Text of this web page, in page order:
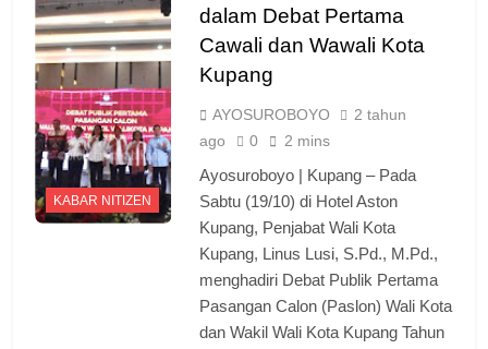
KABAR NITIZEN
dalam Debat Pertama
Cawali dan Wawali Kota
Kupang
AYOSUROBOYO
2 tahun
ago
0 2 mins
Ayosuroboyo | Kupang – Pada
Sabtu (19/10) di Hotel Aston
Kupang, Penjabat Wali Kota
Kupang, Linus Lusi, S.Pd., M.Pd.,
menghadiri Debat Publik Pertama
Pasangan Calon (Paslon) Wali Kota
dan Wakil Wali Kota Kupang Tahun